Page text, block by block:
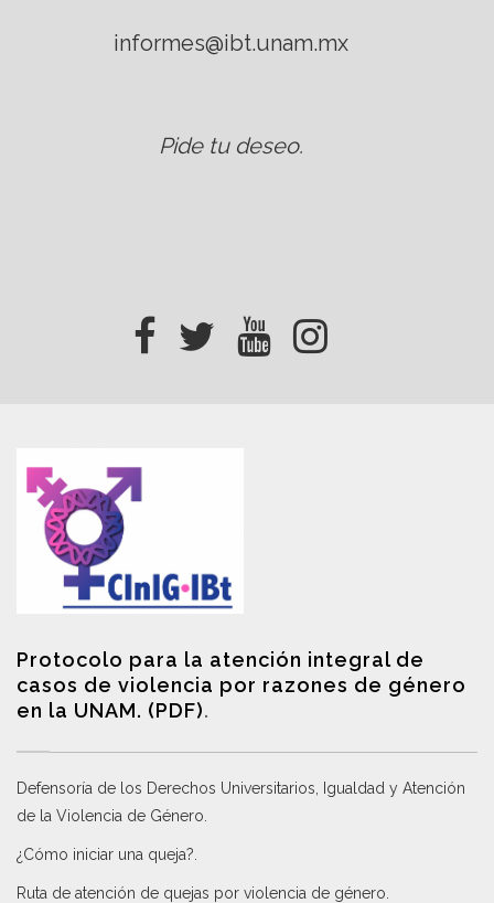
informes@ibt.unam.mx
Pide tu deseo.
Protocolo para la atención integral de
casos de violencia por razones de género
en la UNAM. (PDF).
Defensoría de los Derechos Universitarios, Igualdad y Atención
de la Violencia de Género
¿Cómo iniciar una queja?
Ruta de atención de quejas por violencia de género